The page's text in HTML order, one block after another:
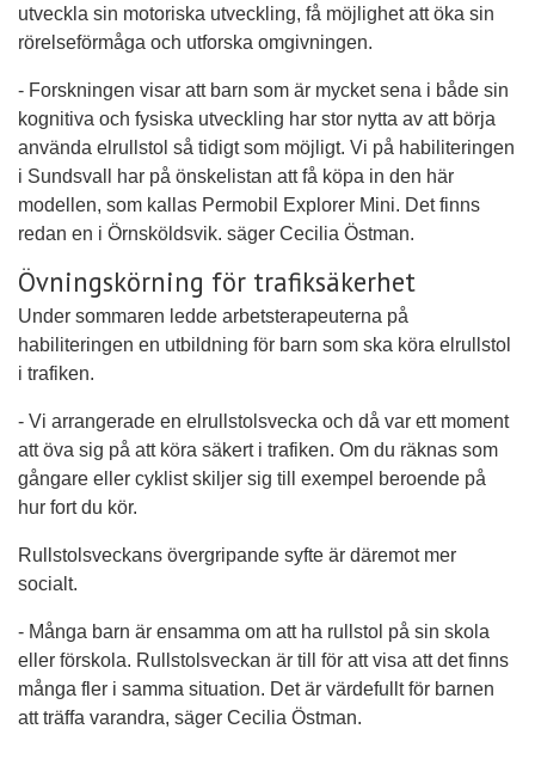
utveckla sin motoriska utveckling, få möjlighet att öka sin
rörelseförmåga och utforska omgivningen.
- Forskningen visar att barn som är mycket sena i både sin
kognitiva och fysiska utveckling har stor nytta av att börja
använda elrullstol så tidigt som möjligt. Vi på habiliteringen
i Sundsvall har på önskelistan att få köpa in den här
modellen, som kallas Permobil Explorer Mini. Det finns
redan en i Örnsköldsvik. säger Cecilia Östman.
Övningskörning för trafiksäkerhet
Under sommaren ledde arbetsterapeuterna på
habiliteringen en utbildning för barn som ska köra elrullstol
i trafiken.
- Vi arrangerade en elrullstolsvecka och då var ett moment
att öva sig på att köra säkert i trafiken. Om du räknas som
gångare eller cyklist skiljer sig till exempel beroende på
hur fort du kör.
Rullstolsveckans övergripande syfte är däremot mer
socialt.
- Många barn är ensamma om att ha rullstol på sin skola
eller förskola. Rullstolsveckan är till för att visa att det finns
många fler i samma situation. Det är värdefullt för barnen
att träffa varandra, säger Cecilia Östman.